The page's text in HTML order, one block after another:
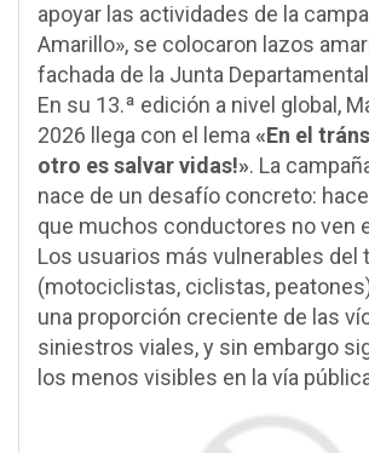
apoyar las actividades de la
Amarillo», se colocaron lazos
fachada de la Junta
En su 13.ª edición a nivel global,
2026 llega con el lema«En el
otro es salvar vidas!». La
nace de un desafío concreto:
que muchos conductores no ven
Los usuarios más vulnerables del
(motociclistas, ciclistas,
una proporción creciente de las
siniestros viales, y sin embargo
los menos visibles en la vía